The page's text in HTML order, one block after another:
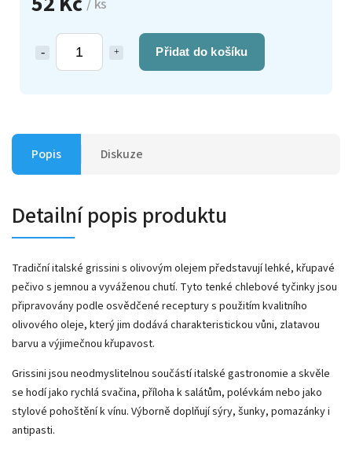
/ ks
Přidat do košíku
Popis Diskuze
Detailní popis produktu
Tradiční italské grissini s olivovým olejem představují lehké, křupavé
pečivo s jemnou a vyváženou chutí. Tyto tenké chlebové tyčinky jsou
připravovány podle osvědčené receptury s použitím kvalitního
olivového oleje, který jim dodává charakteristickou vůni, zlatavou
barvu a výjimečnou křupavost.
Grissini jsou neodmyslitelnou součástí italské gastronomie a skvěle
se hodí jako rychlá svačina, příloha k salátům, polévkám nebo jako
stylové pohoštění k vínu. Výborně doplňují sýry, šunky, pomazánky i
antipasti.